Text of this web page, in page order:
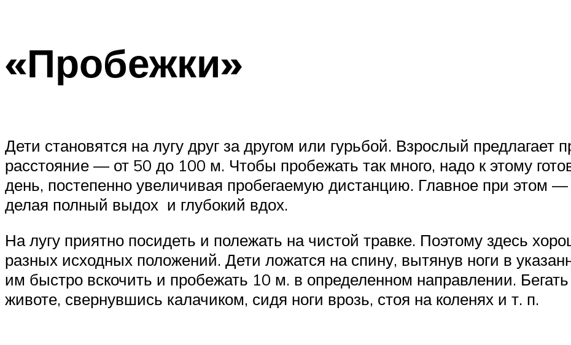
«Пробежки»
Дети становятся на лугу друг за другом или гурьбой. Взрослый предлагает
расстояние — от 50 до 100 м. Чтобы пробежать так много, надо к этому
день, постепенно увеличивая пробегаемую дистанцию. Главное при этом
делая полный выдох и глубокий вдох.
На лугу приятно посидеть и полежать на чистой травке. Поэтому здесь
разных исходных положений. Дети ложатся на спину, вытянув ноги в
им быстро вскочить и пробежать 10 м. в определенном направлении.
животе, свернувшись калачиком, сидя ноги врозь, стоя на коленях и т. п.